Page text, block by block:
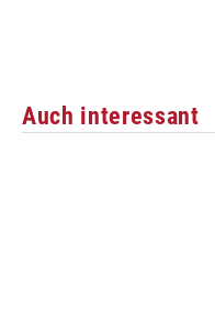
Auch interessant